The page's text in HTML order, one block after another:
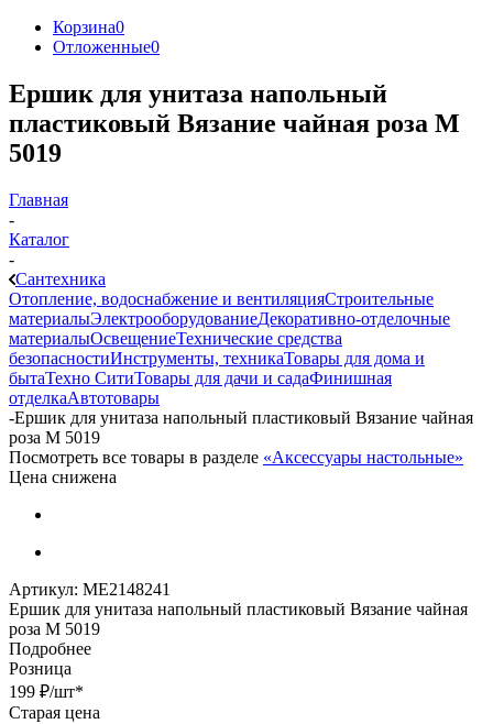
Корзина0
Отложенные0
Ершик для унитаза напольный
пластиковый Вязание чайная роза М
5019
Главная
-
Каталог
-
Сантехника
Отопление, водоснабжение и вентиляцияСтроительные
материалыЭлектрооборудованиеДекоративно-отделочные
материалыОсвещениеТехнические средства
безопасностиИнструменты, техникаТовары для дома и
бытаТехно СитиТовары для дачи и садаФинишная
отделкаАвтотовары
-Ершик для унитаза напольный пластиковый Вязание чайная
роза М 5019
Посмотреть все товары в разделе «Аксессуары настольные»
Цена снижена
Артикул: МЕ2148241
Ершик для унитаза напольный пластиковый Вязание чайная
роза М 5019
Подробнее
Розница
199 ₽/шт*
Старая цена